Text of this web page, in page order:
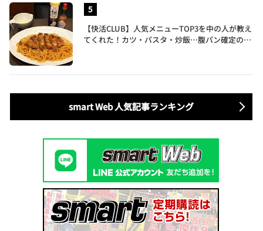
【快活CLUB】人気メニューTOP3を中の人が教え
てくれた！カツ・パスタ・炒飯…腹パン確定のガ
smart Web 人気記事ランキング